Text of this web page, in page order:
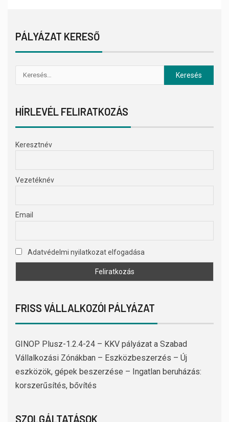
PÁLYÁZAT KERESŐ
HÍRLEVÉL FELIRATKOZÁS
Keresztnév
Vezetéknév
Email
Adatvédelmi nyilatkozat elfogadása
FRISS VÁLLALKOZÓI PÁLYÁZAT
GINOP Plusz-1.2.4-24 – KKV pályázat a Szabad
Vállalkozási Zónákban – Eszközbeszerzés – Új
eszközök, gépek beszerzése – Ingatlan beruházás:
korszerűsítés, bővítés
SZOLGÁLTATÁSOK